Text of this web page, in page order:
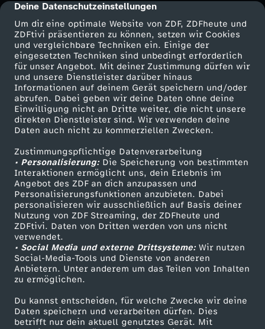
cmp-dialog-description
Deine Datenschutzeinstellungen
Um dir eine optimale Website von ZDF, ZDFheute und
ZDFtivi präsentieren zu können, setzen wir Cookies
und vergleichbare Techniken ein. Einige der
eingesetzten Techniken sind unbedingt erforderlich
für unser Angebot. Mit deiner Zustimmung dürfen wir
und unsere Dienstleister darüber hinaus
Informationen auf deinem Gerät speichern und/oder
abrufen. Dabei geben wir deine Daten ohne deine
Einwilligung nicht an Dritte weiter, die nicht unsere
direkten Dienstleister sind. Wir verwenden deine
Daten auch nicht zu kommerziellen Zwecken.
Zustimmungspflichtige Datenverarbeitung
• Personalisierung:Die Speicherung von bestimmten
Interaktionen ermöglicht uns, dein Erlebnis im
Angebot des ZDF an dich anzupassen und
Personalisierungsfunktionen anzubieten. Dabei
personalisieren wir ausschließlich auf Basis deiner
Nutzung von ZDF Streaming, der ZDFheute und
ZDFtivi. Daten von Dritten werden von uns nicht
verwendet.
• Social Media und externe Drittsysteme:Wir nutzen
Social-Media-Tools und Dienste von anderen
Anbietern. Unter anderem um das Teilen von Inhalten
zu ermöglichen.
Du kannst entscheiden, für welche Zwecke wir deine
Daten speichern und verarbeiten dürfen. Dies
betrifft nur dein aktuell genutztes Gerät. Mit
r
2
0
2
5
Mehr ZDF
ZDF-Apps
Smart TV
ZDFtext
Livestreams
Sendungen A-Z
TV-Programm
Service
ZDFmitreden
Kontakt zum ZDF
Tickets
Zuschauerservice
Hilfe
ZDF Unternehmen
Karriere
ZDF goes Schule
Werbefernsehen